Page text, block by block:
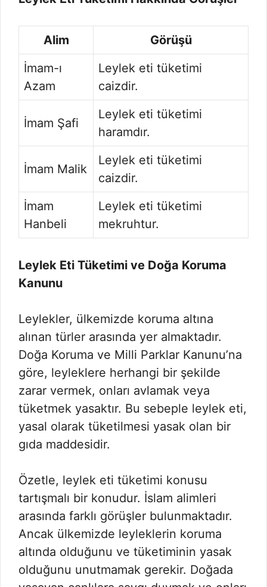
Alim
Görüşü
İmam-ı
Azam
Leylek eti tüketimi
caizdir.
İmam Şafi
Leylek eti tüketimi
haramdır.
İmam Malik
Leylek eti tüketimi
caizdir.
İmam
Hanbeli
Leylek eti tüketimi
mekruhtur.
Leylek Eti Tüketimi ve Doğa Koruma
Kanunu
Leylekler, ülkemizde koruma altına
alınan türler arasında yer almaktadır.
Doğa Koruma ve Milli Parklar Kanunu’na
göre, leyleklere herhangi bir şekilde
zarar vermek, onları avlamak veya
tüketmek yasaktır. Bu sebeple leylek eti,
yasal olarak tüketilmesi yasak olan bir
gıda maddesidir.
Özetle, leylek eti tüketimi konusu
tartışmalı bir konudur. İslam alimleri
arasında farklı görüşler bulunmaktadır.
Ancak ülkemizde leyleklerin koruma
altında olduğunu ve tüketiminin yasak
olduğunu unutmamak gerekir. Doğada